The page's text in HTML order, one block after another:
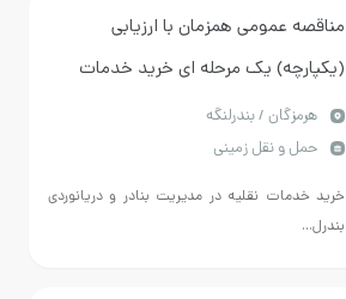
مناقصه عمومی همزمان با ارزیابی
(یکپارچه) یک مرحله ای خرید خدمات
نقلیههرمزگان / بندرلنگه
حمل و نقل زمینی
خرید خدمات نقلیه در مدیریت بنادر و دریانوردی
بندرل...